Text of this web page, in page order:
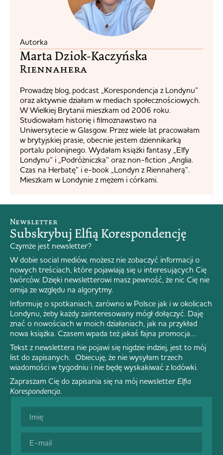
Autorka
Marta Dziok-Kaczyńska
Riennahera​
Prowadzę blog, podcast „Korespondencja z Londynu”
oraz aktywnie działam w mediach społecznościowych.
W Wielkiej Brytanii mieszkam od 2006 roku.
Studiowałam historię i filmoznawstwo na
Uniwersytecie w Glasgow. Przez wiele lat pracowałam
w brytyjskiej prasie, obecnie jestem dziennikarką
portalu polonijnego. Wydałam książki fantasy „Elfy
Londynu” i „Podróżniczka” oraz non-fiction „Anglia.
Czas na Herbatę” i e-book „Londyn z Riennaherą”.
Mieszkam w Londynie z mężem i córkami.
Newsletter
Subskrybuj Elfią Korespondencję
Czymże jest newsletter?
W dobie social mediów, możesz nie zobaczyć informacji o
nowych treściach, które pojawiają się u interesujących Cię
twórców. Dzięki newsletterowi masz pewność, że nic Cię nie
omija ze względu na algorytmy.
Informuję o spotkaniach, zarówno w Polsce jak i w okolicach
Londynu, żeby każdy zainteresowany mógł dołączyć. Daję
znać o nowościach w moich działaniach, jak na przykład
nowa książka. Czasem wpada też jakaś fajna promocja…
Tekst z newslettera nie pojawi się nigdzie indziej, jest to mój
list do zapisanych. Obiecuję, że nie wysyłam trzech
wiadomości w tygodniu i nie będę wyskakiwać z lodówki.
Zapraszam Cię do zapisania się na mój newsletter Elfia
Korespondencja.